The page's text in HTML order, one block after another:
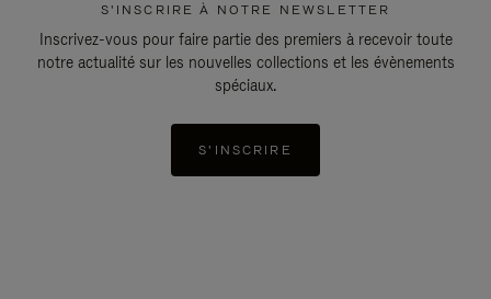
S'INSCRIRE À NOTRE NEWSLETTER
Inscrivez-vous pour faire partie des premiers à recevoir toute
notre actualité sur les nouvelles collections et les évènements
spéciaux.
S'INSCRIRE